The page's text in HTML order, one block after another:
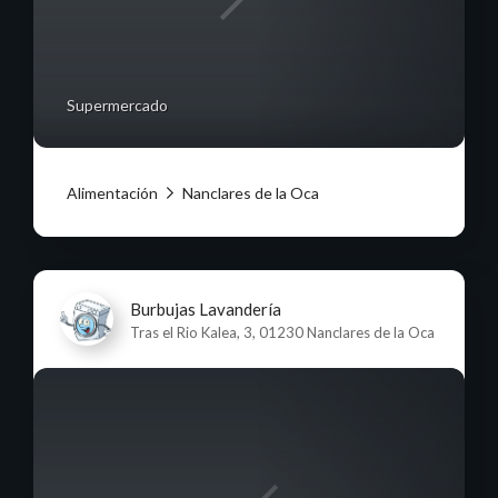
Supermercado
Alimentación Nanclares de la Oca
Burbujas Lavandería
Tras el Rio Kalea, 3, 01230 Nanclares de la Oca